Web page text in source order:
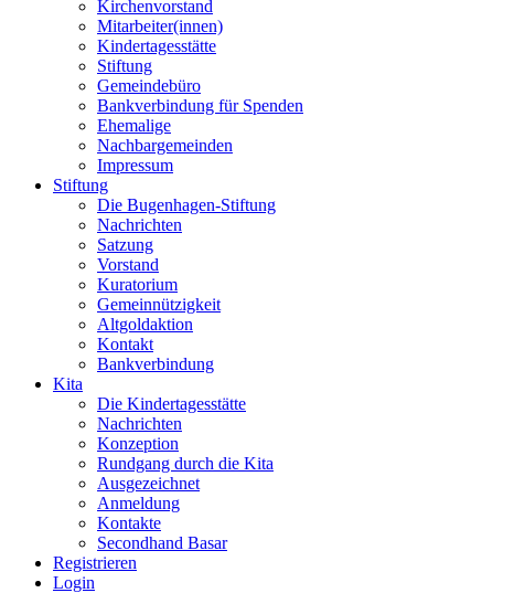
Kirchenvorstand
Mitarbeiter(innen)
Kindertagesstätte
Stiftung
Gemeindebüro
Bankverbindung für Spenden
Ehemalige
Nachbargemeinden
Impressum
Stiftung
Die Bugenhagen-Stiftung
Nachrichten
Satzung
Vorstand
Kuratorium
Gemeinnützigkeit
Altgoldaktion
Kontakt
Bankverbindung
Kita
Die Kindertagesstätte
Nachrichten
Konzeption
Rundgang durch die Kita
Ausgezeichnet
Anmeldung
Kontakte
Secondhand Basar
Registrieren
Login